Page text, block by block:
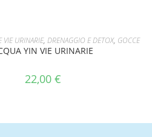
AL CARRELLO
VIE URINARIE,DRENAGGIO E DETOX, GOCCE
YIN VIE URINARIE
22,00 €